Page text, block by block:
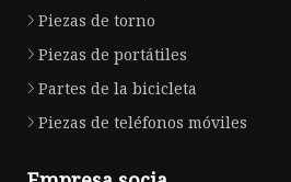
Piezas de torno
Piezas de portátiles
Partes de la bicicleta
Piezas de teléfonos móviles